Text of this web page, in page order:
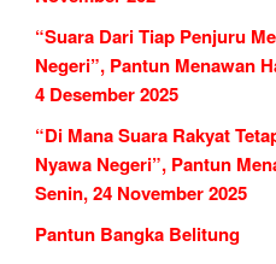
“Suara Dari Tiap Penjuru
Negeri”, Pantun Menawan
4 Desember 2025
“Di Mana Suara Rakyat
Nyawa Negeri”, Pantun
Senin, 24 November 2025
Pantun Bangka Belitung